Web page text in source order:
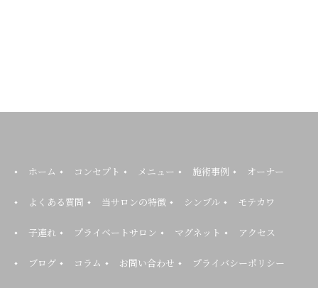
ホーム コンセプト メニュー 施術事例 オーナー
よくある質問 当サロンの特徴 シンプル モテカワ
子連れ プライベートサロン マグネット アクセス
ブログ コラム お問い合わせ プライバシーポリシー